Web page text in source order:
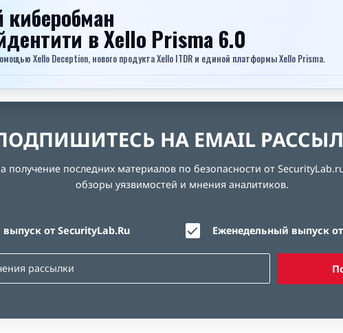
в Xello Prisma 6.0
Xello Deception, нового продукта Xello ITDR и единой платформы Xello Prisma.
НА EMAIL
получение последних материалов по безопасности от
обзоры уязвимостей и мнения аналитиков.
от SecurityLab.Ru Еженедельный выпуск